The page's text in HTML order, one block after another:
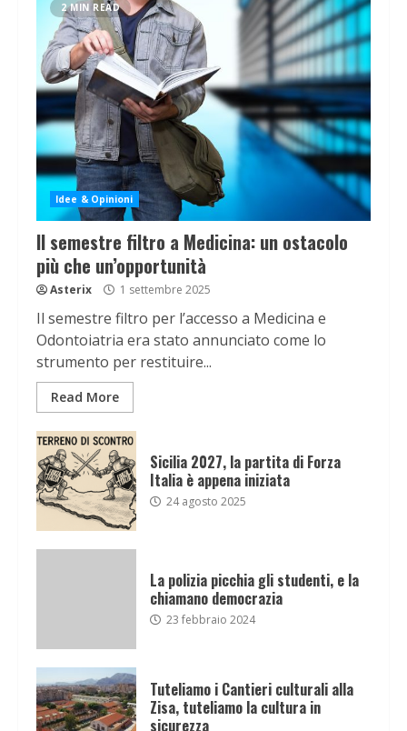
2 MIN READ
Idee & Opinioni
Il semestre filtro a Medicina: un ostacolo
più che un’opportunità
Asterix 1 settembre 2025
Il semestre filtro per l’accesso a Medicina e
Odontoiatria era stato annunciato come lo
strumento per restituire...
Read More
Sicilia 2027, la partita di Forza
Italia è appena iniziata
24 agosto 2025
La polizia picchia gli studenti, e la
chiamano democrazia
23 febbraio 2024
Tuteliamo i Cantieri culturali alla
Zisa, tuteliamo la cultura in
sicurezza